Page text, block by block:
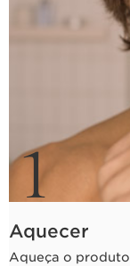
1
Aquecer
Aqueça o